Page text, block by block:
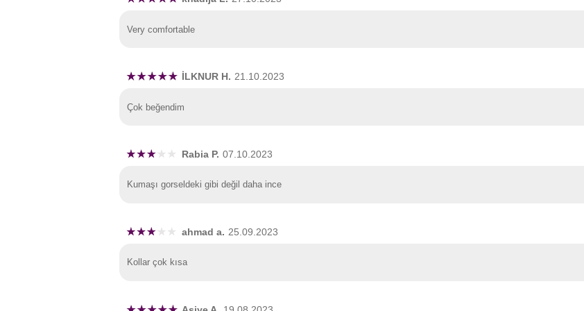
Very comfortable
İLKNUR H. 21.10.2023
Çok beğendim
Rabia P. 07.10.2023
Kumaşı gorseldeki gibi değil daha ince
ahmad a. 25.09.2023
Kollar çok kısa